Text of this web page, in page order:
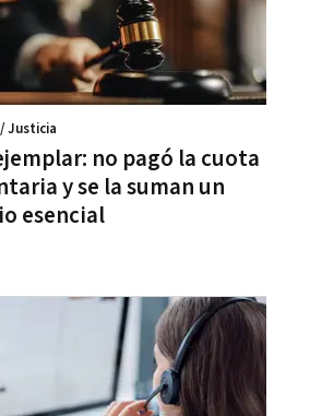
no pagó la cuota
y se la suman un
esencial
/ Justicia